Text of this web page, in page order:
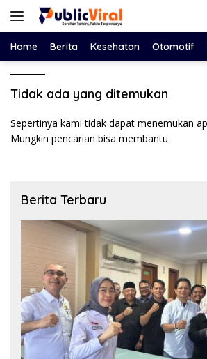
Langsung
Home Berita Kesehatan Otomotif
Tidak ada yang ditemukan
Sepertinya kami tidak dapat menemukan
Mungkin pencarian bisa membantu.
Berita Terbaru